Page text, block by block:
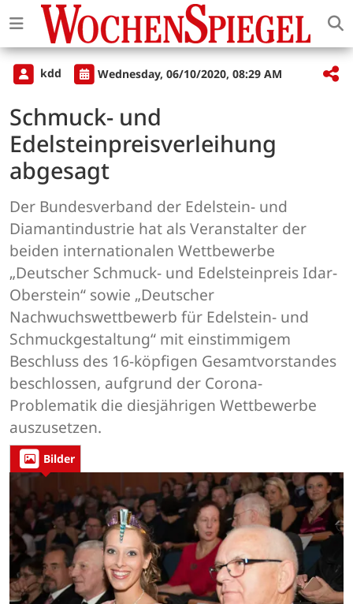
kdd Wednesday, 06/10/2020, 08:29 AM
Schmuck- und
Edelsteinpreisverleihung
abgesagt
Der Bundesverband der Edelstein- und
Diamantindustrie hat als Veranstalter der
beiden internationalen Wettbewerbe
„Deutscher Schmuck- und Edelsteinpreis Idar-
Oberstein“ sowie „Deutscher
Nachwuchswettbewerb für Edelstein- und
Schmuckgestaltung“ mit einstimmigem
Beschluss des 16-köpfigen Gesamtvorstandes
beschlossen, aufgrund der Corona-
Problematik die diesjährigen Wettbewerbe
auszusetzen.
Bilder